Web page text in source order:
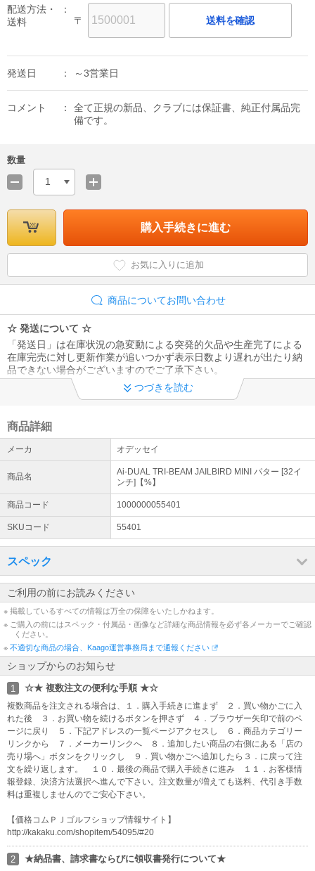
配送方法・
送料
〒 送料を確認
発送日 ～3営業日
コメント
全て正規の新品、クラブには保証書、純正付属品完
備です。
数量
1
購入手続きに進む
お気に入りに追加
商品についてお問い合わせ
☆ 発送について ☆
「発送日」は在庫状況の急変動による突発的欠品や生産完了による
在庫完売に対し更新作業が追いつかず表示日数より遅れが出たり納
品できない場合がございますのでご了承下さい。
☆ 受注生産について ☆
する場合もございます。また、一旦メーカーへ受注生産依頼をかけ
ますと納品前でもスペック変更、キャンセルができませんのでご了
承下さい。
★ 画像表示について ★
画像は代表につき、番手、ロフト、左右、カラーがタイトル品番と
違う場合もございます。 画像が違う場合や未掲載でもご指定スペッ
クで手配させていただきますのでご安心ください。
☆ 品番表示について ☆
品番後ろ【 】内の符号は単なる弊店の製品識別区分です。 品質・仕
様には関係ございませんのでお気になさらないで下さい。
つづきを読む
商品詳細
メーカ オデッセイ
商品名
Ai-DUAL TRI-BEAM JAILBIRD MINI パター [32イ
ンチ]【%】
商品コード 1000000055401
SKUコード 55401
スペック
ご利用の前にお読みください
※ 掲載しているすべての情報は万全の保障をいたしかねます。
※ ご購入の前にはスペック・付属品・画像など詳細な商品情報を必ず各メーカーでご確認
ください。
※ 不適切な商品の場合、Kaago運営事務局まで通報ください
ショップからのお知らせ
1 ☆★ 複数注文の便利な手順 ★☆
複数商品を注文される場合は、１．購入手続きに進まず ２．買い物かごに入
れた後 ３．お買い物を続けるボタンを押さず ４．ブラウザー矢印で前のペ
ージに戻り ５．下記アドレスの一覧ページアクセスし ６．商品カテゴリー
リンクから ７．メーカーリンクへ ８．追加したい商品の右側にある「店の
売り場へ」ボタンをクリックし ９．買い物かごへ追加したら３．に戻って注
文を繰り返します。 １０．最後の商品で購入手続きに進み １１．お客様情
報登録、決済方法選択へ進んで下さい。注文数量が増えても送料、代引き手数
料は重複しませんのでご安心下さい。
【価格コムＰＪゴルフショップ情報サイト】
http://kakaku.com/shopitem/54095/#20
2 ★納品書、請求書ならびに領収書発行について★